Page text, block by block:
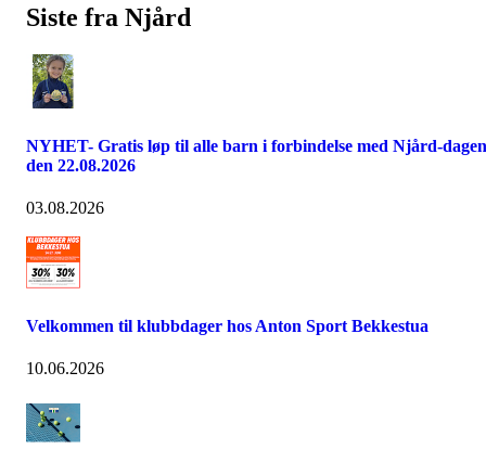
Siste fra Njård
NYHET- Gratis løp til alle barn i forbindelse med Njård-dagen
den 22.08.2026
03.08.2026
Velkommen til klubbdager hos Anton Sport Bekkestua
10.06.2026